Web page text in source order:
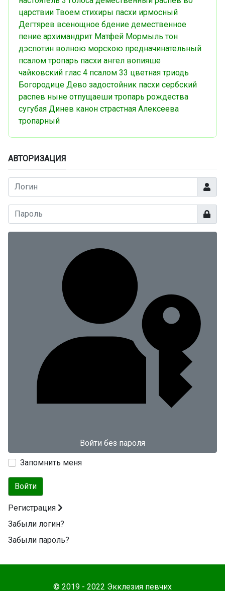
царствии Твоем стихиры пасхи ирмосный
Дегтярев всенощное бдение демественное
пение архимандрит Матфей Мормыль тон
дэспотин волною морскою предначинательный
псалом тропарь пасхи ангел вопияше
чайковский глас 4 псалом 33 цветная триодь
Богородице Дево задостойник пасхи сербский
распев ныне отпущаеши тропарь рождества
сугубая Динев канон страстная Алексеева
тропарный
АВТОРИЗАЦИЯ
Логин
Войти без пароля
Запомнить меня
Войти
Регистрация
Забыли логин?
Забыли пароль?
© 2019 - 2022 Экклезия певчих